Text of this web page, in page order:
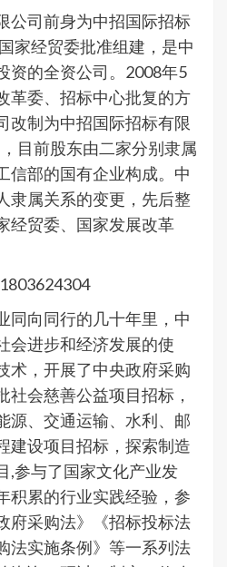
司前身为中招国际招标
家经贸委批准组建，是中
资的全资公司。2008年5
革委、招标中心批复的方
改制为中招国际招标有限
目前股东由二家分别隶属
信部的国有企业构成。中
隶属关系的变更，先后整
经贸委、国家发展改革
向同行的几十年里，中
会进步和经济发展的使
术，开展了中央政府采购
社会慈善公益项目招标，
源、交通运输、水利、邮
建设项目招标，探索制造
,参与了国家文化产业发
积累的行业实践经验，参
府采购法》《招标投标法
法实施条例》等一系列法